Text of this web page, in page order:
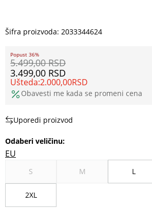
Šifra proizvoda: 2033344624
Popust 36%
5.499,00 RSD
3.499,00 RSD
Ušteda:2.000,00RSD
Obavesti me kada se promeni cena
Uporedi proizvod
Odaberi veličinu:
EU
S M L
2XL